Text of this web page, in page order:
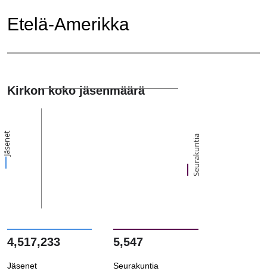
Etelä-Amerikka
Kirkon koko jäsenmäärä
Jäsenet Seurakuntia
4,517,233
Jäsenet
5,547
Seurakuntia